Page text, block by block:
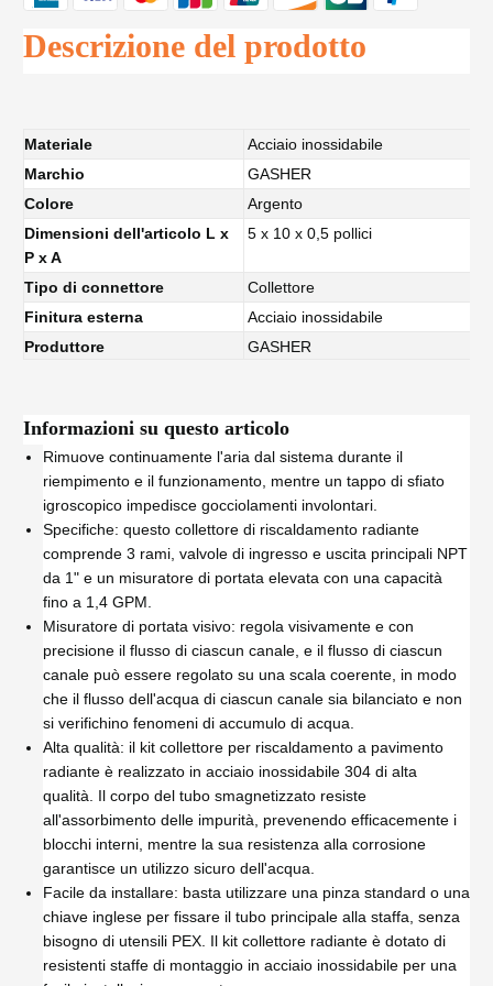
Descrizione del prodotto
Materiale
Acciaio inossidabile
Marchio
GASHER
Colore
Argento
Dimensioni dell'articolo L x
P x A
5 x 10 x 0,5 pollici
Tipo di connettore
Collettore
Finitura esterna
Acciaio inossidabile
Produttore
GASHER
Informazioni su questo articolo
Rimuove continuamente l'aria dal sistema durante il
riempimento e il funzionamento, mentre un tappo di sfiato
igroscopico impedisce gocciolamenti involontari.
Specifiche: questo collettore di riscaldamento radiante
comprende 3 rami, valvole di ingresso e uscita principali NPT
da 1" e un misuratore di portata elevata con una capacità
fino a 1,4 GPM.
Misuratore di portata visivo: regola visivamente e con
precisione il flusso di ciascun canale, e il flusso di ciascun
canale può essere regolato su una scala coerente, in modo
che il flusso dell'acqua di ciascun canale sia bilanciato e non
si verifichino fenomeni di accumulo di acqua.
Alta qualità: il kit collettore per riscaldamento a pavimento
radiante è realizzato in acciaio inossidabile 304 di alta
qualità. Il corpo del tubo smagnetizzato resiste
all'assorbimento delle impurità, prevenendo efficacemente i
blocchi interni, mentre la sua resistenza alla corrosione
garantisce un utilizzo sicuro dell'acqua.
Facile da installare: basta utilizzare una pinza standard o una
chiave inglese per fissare il tubo principale alla staffa, senza
bisogno di utensili PEX. Il kit collettore radiante è dotato di
resistenti staffe di montaggio in acciaio inossidabile per una